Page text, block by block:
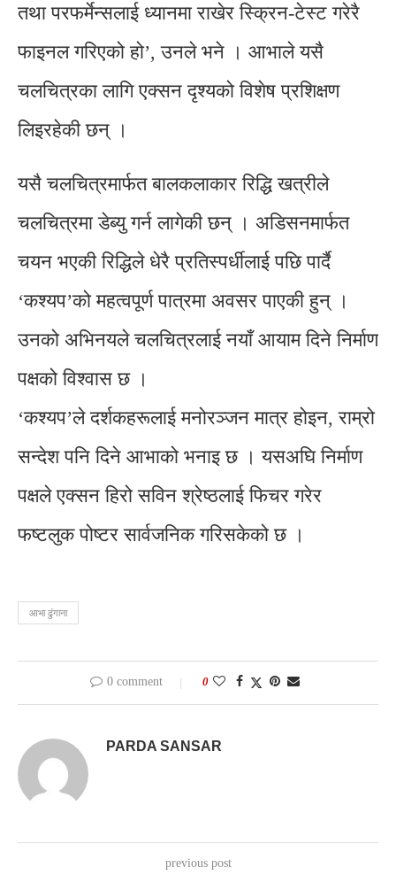
तथा परफर्मेन्सलाई ध्यानमा राखेर स्क्रिन-टेस्ट गरेरै
फाइनल गरिएको हो’, उनले भने । आभाले यसै
चलचित्रका लागि एक्सन दृश्यको विशेष प्रशिक्षण
लिइरहेकी छन् ।
यसै चलचित्रमार्फत बालकलाकार रिद्धि खत्रीले
चलचित्रमा डेब्यु गर्न लागेकी छन् । अडिसनमार्फत
चयन भएकी रिद्धिले धेरै प्रतिस्पर्धीलाई पछि पार्दै
‘कश्यप’को महत्वपूर्ण पात्रमा अवसर पाएकी हुन् ।
उनको अभिनयले चलचित्रलाई नयाँ आयाम दिने निर्माण
पक्षको विश्वास छ ।
‘कश्यप’ले दर्शकहरूलाई मनोरञ्जन मात्र होइन, राम्रो
सन्देश पनि दिने आभाको भनाइ छ । यसअघि निर्माण
पक्षले एक्सन हिरो सविन श्रेष्ठलाई फिचर गरेर
फष्टलुक पोष्टर सार्वजनिक गरिसकेको छ ।
आभा ढुंगाना
0 comment 0
PARDA SANSAR
previous post